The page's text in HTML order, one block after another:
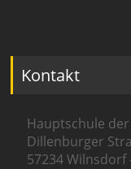
Kontakt
Hauptschule
Dillenburger
57234